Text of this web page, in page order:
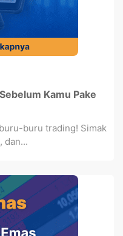
Kamu Pake
buru trading! Simak
dan...